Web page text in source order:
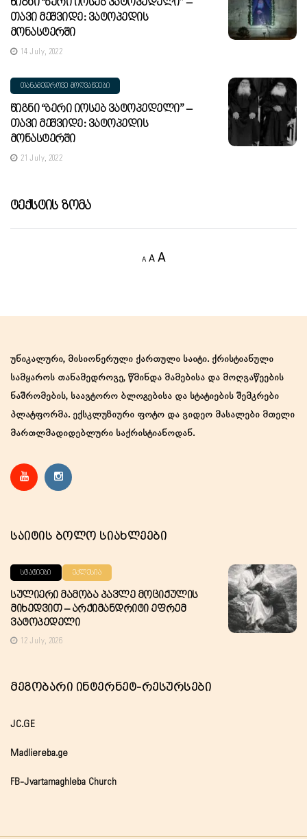
Წიგნი “ბერი Იოსებ Ვატოპედელი” –
Თავი Მეშვიდე: Ვატოპედის
Მონასტერში
14 July, 2022
ᲗᲐᲜᲐᲛᲔᲓᲠᲝᲕᲔ ᲛᲝᲦᲕᲐᲬᲔᲔᲑᲘ
Წიგნი “ბერი Იოსებ Ვატოპედელი” –
Თავი Მეშვიდე: Ვატოპედის
Მონასტერში
21 July, 2022
Ტექსტის Ზომა
A
Decrease
A Reset
AIncrease
უნიკალური, მისიონერული ქართული საიტი. ქრისტიანული
სამყაროს თანამედროვე, წმინდა მამებისა და მოღვაწეების
ნაშრომების, საავტორო ბლოგებისა და სტატიების შემკრები
პლატფორმა. ექსკლუზიური ფოტო და ვიდეო მასალები მთელი
მართლმადიდებლური საქრისტიანოდან.
Საიტის Ბოლო Სიახლეები
ᲡᲢᲐᲢᲘᲔᲑᲘ ᲔᲙᲚᲔᲡᲘᲐ
Სულიერი Მამობა Პავლე Მოციქულის
Მიხედვით – Არქიმანდრიტი Ეფრემ
Ვატოპედელი
12 July, 2026
Მეგობარი Ინტერნეტ-Რესურსები
JC.GE
Madliereba.ge
FB-Jvartamaghleba Church